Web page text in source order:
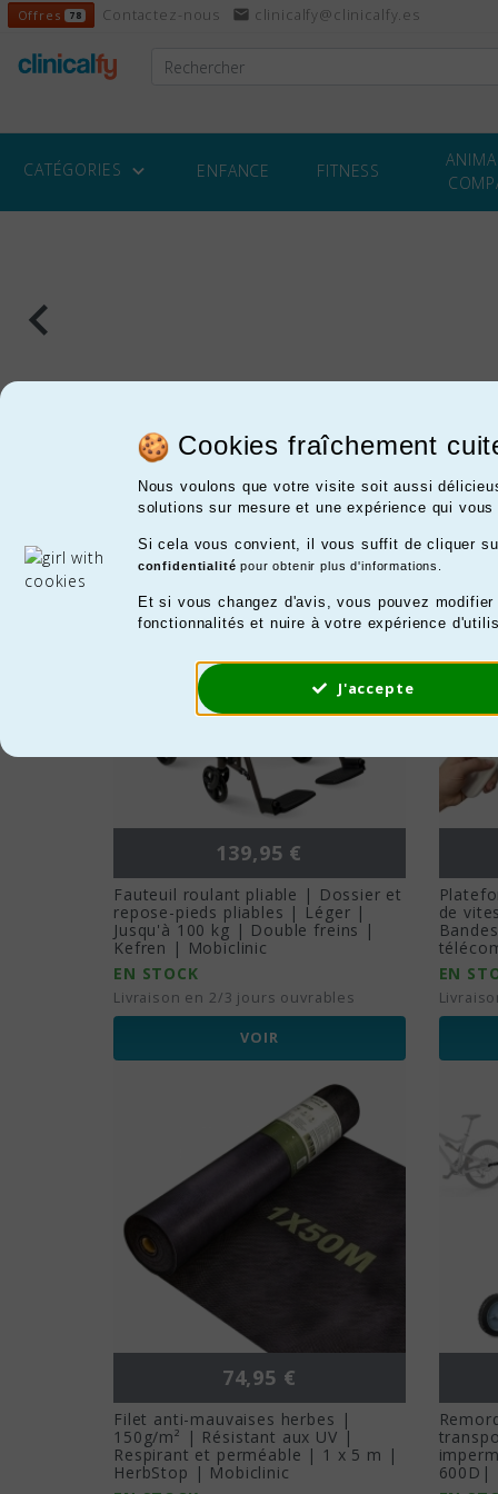
Cookies fraîchement
Nous voulons que votre visite soit aussi
solutions sur mesure et une expérience qui vous
Si cela vous convient, il vous suffit de cliquer
confidentialité pour obtenir plus d'informations.
Et si vous changez d'avis, vous pouvez
fonctionnalités et nuire à votre expérience
J'accepte
Offres 78 Offres
Contactez-nous email clinicalfy@clinicalfy.es
CATÉGORIES  ENFANCE FITNESS

Produits top vente
Prix
139,95 €
Fauteuil roulant pliable | Dossier et
repose-pieds pliables | Léger |
Jusqu'à 100 kg | Double freins |
Kefren | Mobiclinic
EN STOCK
Livraison en 2/3 jours ouvrables
VOIR
de
EN
Prix
74,95 €
Filet anti-mauvaises herbes |
150g/m² | Résistant aux UV |
Respirant et perméable | 1 x 5 m |
HerbStop | Mobiclinic
600D|